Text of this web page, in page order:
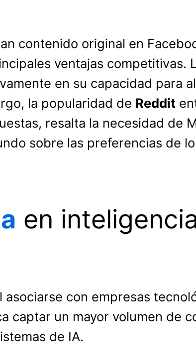
contenido original en
ventajas competitivas.
en su capacidad para
la popularidad de Reddit
resalta la necesidad de
sobre las preferencias de
en
con empresas
captar un mayor volumen de
de IA.